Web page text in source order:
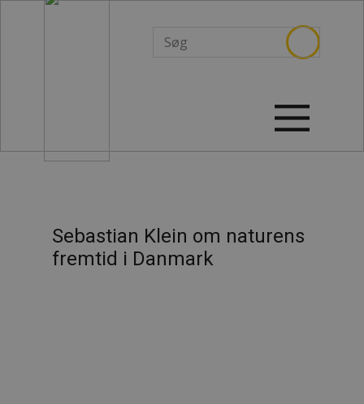
Sebastian Klein om naturens
fremtid i Danmark